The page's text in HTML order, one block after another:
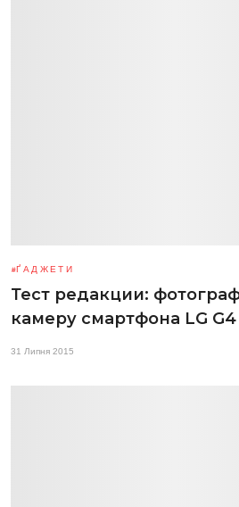
ҐАДЖЕТИ
Тест редакции:
камеру смартфона LG G4
31 Липня 2015